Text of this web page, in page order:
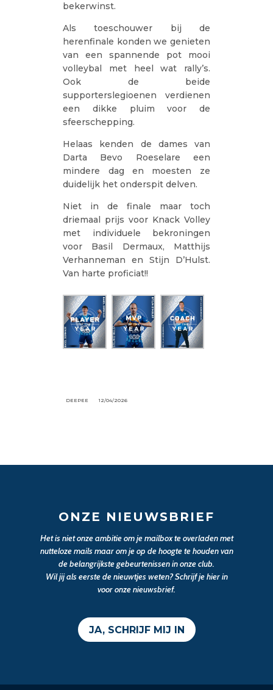
bekerwinst.
Als toeschouwer bij de
herenfinale konden we genieten
van een spannende pot mooi
volleybal met heel wat rally’s.
Ook de beide
supporterslegioenen verdienen
een dikke pluim voor de
sfeerschepping.
Helaas kenden de dames van
Darta Bevo Roeselare een
mindere dag en moesten ze
duidelijk het onderspit delven.
Niet in de finale maar toch
driemaal prijs voor Knack Volley
met individuele bekroningen
voor Basil Dermaux, Matthijs
Verhanneman en Stijn D’Hulst.
Van harte proficiat!!
DEEPEE 12/04/2026
ONZE NIEUWSBRIEF
Het is niet onze ambitie om je mailbox te overladen met
nutteloze mails maar om je op de hoogte te houden van
de belangrijkste gebeurtenissen in onze club.
Wil jij als eerste de nieuwtjes weten? Schrijf je hier in
voor onze nieuwsbrief.
JA, SCHRIJF MIJ IN